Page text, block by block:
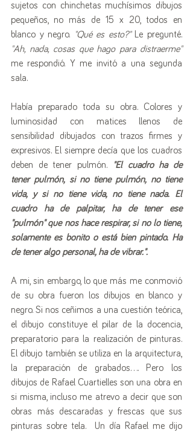
sujetos con chinchetas muchísimos dibujos
pequeños, no más de 15 x 20, todos en
blanco y negro.
"Qué es esto?"
"Ah, nada, cosas que hago para distraerme"
me respondió. Y me invitó a una segunda
sala.
Había preparado toda su obra. Colores y
luminosidad con matices llenos de
sensibilidad dibujados con trazos firmes y
expresivos. El siempre decía que los cuadros
deben de tener pulmón.
"El cuadro ha de
tener pulmón, si no tiene pulmón, no tiene
vida, y si no tiene vida, no tiene nada. El
cuadro ha de palpitar, ha de tener ese
"pulmón" que nos hace respirar, si no lo tiene,
solamente es bonito o está bien pintado. Ha
de tener algo personal, ha de vibrar.".
A mi, sin embargo, lo que más me conmovió
de su obra fueron los dibujos en blanco y
negro. Si nos ceñimos a una cuestión teórica,
el dibujo constituye el pilar de la docencia,
preparatorio para la realización de pinturas.
El dibujo también se utiliza en la arquitectura,
la preparación de grabados.... Pero los
dibujos de Rafael Cuartielles son una obra en
si misma, incluso me atrevo a decir que son
obras más descaradas y frescas que sus